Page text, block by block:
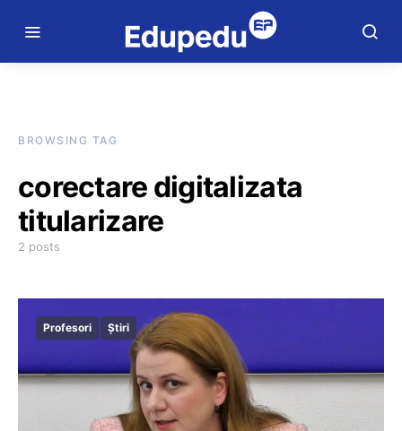
BROWSING TAG
corectare digitalizata
titularizare
2 posts
Profesori Știri